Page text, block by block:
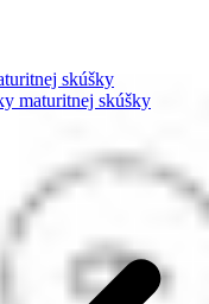
skúšky
maturitnej skúšky